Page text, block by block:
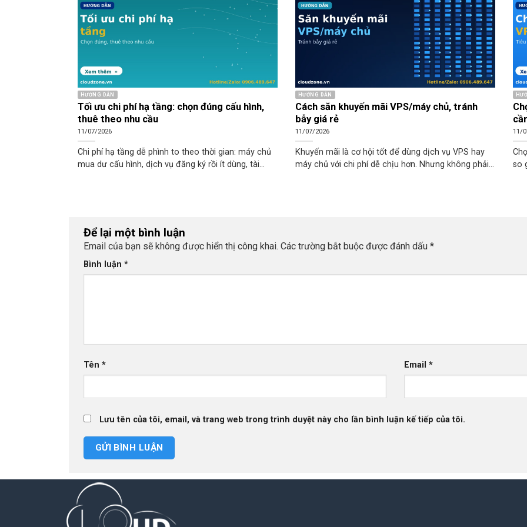
HƯỚNG DẪN
Tối ưu chi phí hạ tầng: chọn đúng cấu hình,
thuê theo nhu cầu
11/07/2026
Chi phí hạ tầng dễ phình to theo thời gian: máy chủ
mua dư cấu hình, dịch vụ đăng ký rồi ít dùng, tài
chạy ổn định. Bài viết tổng hợp các hướng tối ưu chi
phí hạ tầng thực tế, từ chọn đúng cấu hình đến thuê
theo nhu cầu và rà soát định kỳ.
HƯỚNG DẪN
Cách săn khuyến mãi VPS/máy chủ, tránh
bẫy giá rẻ
11/07/2026
Khuyến mãi là cơ hội tốt để dùng dịch vụ VPS hay
máy chủ với chi phí dễ chịu hơn. Nhưng không phải
bẫy giá rẻ ảnh hưởng chất lượng dịch vụ.
11/
so
Để lại một bình luận
Email của bạn sẽ không được hiển thị công khai. Các trường bắt buộc được đánh dấu *
Bình luận *
Tên * Email *
Lưu tên của tôi, email, và trang web trong trình duyệt này cho lần bình luận kế tiếp của tôi.